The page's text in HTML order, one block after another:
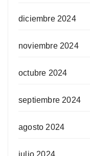
diciembre 2024
noviembre 2024
octubre 2024
septiembre 2024
agosto 2024